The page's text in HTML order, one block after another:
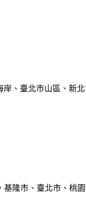
、臺北市山區、新
隆市、臺北市、桃